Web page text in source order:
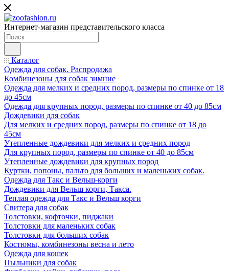
Интернет-магазин представительского класса
Каталог
Одежда для собак. Распродажа
Комбинезоны для собак зимние
Одежда для мелких и средних пород, размеры по спинке от 18
до 45см
Одежда для крупных пород, размеры по спинке от 40 до 85см
Дождевики для собак
Для мелких и средних пород, размеры по спинке от 18 до
45см
Утепленные дождевики для мелких и средних пород
Для крупных пород, размеры по спинке от 40 до 85см
Утепленные дождевики для крупных пород
Куртки, попоны, пальто для больших и маленьких собак.
Одежда для Такс и Вельш-корги
Дождевики для Вельш корги, Такса.
Теплая одежда для Такс и Вельш корги
Свитера для собак
Толстовки, кофточки, пиджаки
Толстовки для маленьких собак
Толстовки для больших собак
Костюмы, комбинезоны весна и лето
Одежда для кошек
Пыльники для собак